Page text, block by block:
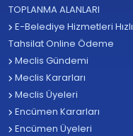
TOPLANMA ALANLARI
E-Belediye Hizmetleri Hızlı
Tahsilat Online Ödeme
Meclis Gündemi
Meclis Kararları
Meclis Üyeleri
Encümen Kararları
Encümen Üyeleri